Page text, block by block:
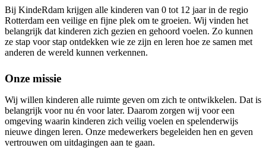
Bij KindeRdam krijgen alle kinderen van 0 tot 12 jaar in de regio
Rotterdam een veilige en fijne plek om te groeien. Wij vinden het
belangrijk dat kinderen zich gezien en gehoord voelen. Zo kunnen
ze stap voor stap ontdekken wie ze zijn en leren hoe ze samen met
anderen de wereld kunnen verkennen.
Onze missie
Wij willen kinderen alle ruimte geven om zich te ontwikkelen. Dat is
belangrijk voor nu én voor later. Daarom zorgen wij voor een
omgeving waarin kinderen zich veilig voelen en spelenderwijs
nieuwe dingen leren. Onze medewerkers begeleiden hen en geven
vertrouwen om uitdagingen aan te gaan.